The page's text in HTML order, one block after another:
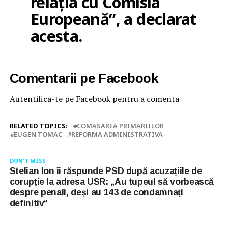
Europeană”, a declarat
acesta.
Comentarii pe Facebook
Autentifica-te pe Facebook pentru a comenta
RELATED TOPICS:
COMASAREA PRIMARIILOR
EUGEN TOMAC
REFORMA ADMINISTRATIVA
DON'T MISS
Stelian Ion îi răspunde PSD după acuzațiile de
corupție la adresa USR: „Au tupeul să vorbească
despre penali, deși au 143 de condamnați
definitiv“